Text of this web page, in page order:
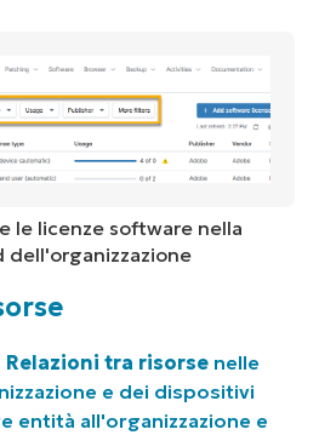
le licenze software nella
dell'organizzazione
Relazioni tra risorse nelle
e dei dispositivi
entità all'organizzazione e